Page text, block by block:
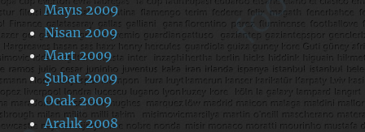
Mayıs 2009
Nisan 2009
Mart 2009
Şubat 2009
Ocak 2009
Aralık 2008